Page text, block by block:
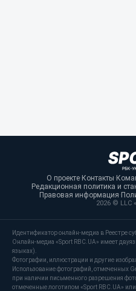
О проекте·Контакты·
Редакционная политика и
Правовая информация·
2026 © LLC
Идентификатор онлайн-медиа в Реестре
Онлайн-медиа «Sport RBC.UA» имеет
языках).
Фотографии, иллюстрации и другие
Использование фотографий, отмеченных
при наличии письменного разрешения
отмеченные логотипом «Sport RBC.UA»